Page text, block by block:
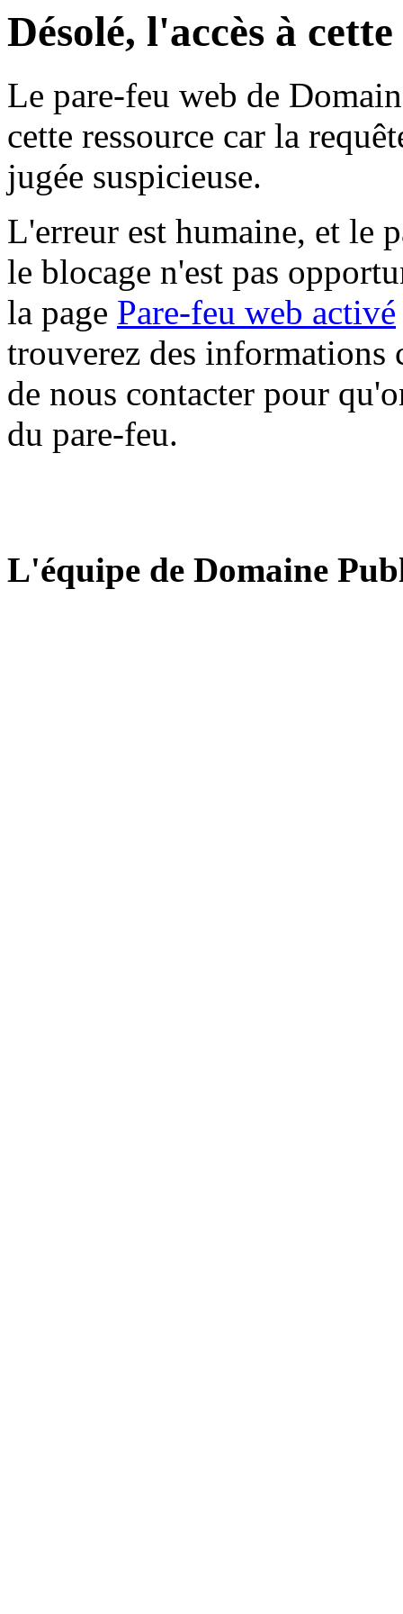
Désolé, l'accès à
Le pare-feu web de
cette ressource car la
jugée suspicieuse.
L'erreur est humaine, et le
le blocage n'est pas
la page Pare-feu web activé
trouverez des informations
de nous contacter pour
du pare-feu.
L'équipe de Domaine